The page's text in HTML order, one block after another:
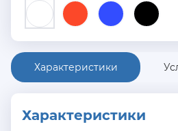
Характеристики
Характеристики